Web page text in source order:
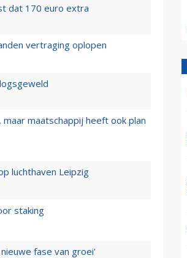
dat 170 euro extra
vertraging oplopen
maatschappij heeft ook plan
luchthaven Leipzig
staking
fase van groei'